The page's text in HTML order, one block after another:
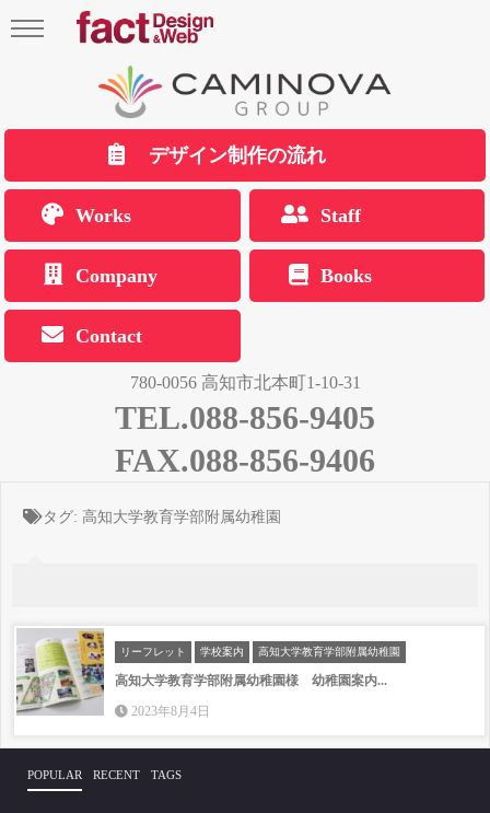
デザイン制作の流れ
Works Staff
Company Books
Contact
780-0056 高知市北本町1-10-31
TEL.088-856-9405
FAX.088-856-9406
タグ: 高知大学教育学部附属幼稚園
リーフレット 学校案内 高知大学教育学部附属幼稚園
高知大学教育学部附属幼稚園様 幼稚園案内...
2023年8月4日
POPULAR RECENT TAGS